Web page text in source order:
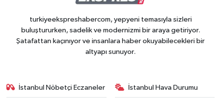
turkiyeekspreshabercom, yepyeni temasıyla sizleri
buluştururken, sadelik ve modernizmi bir araya getiriyor.
Şatafattan kaçınıyor ve insanlara haber okuyabilecekleri bir
altyapı sunuyor.
İstanbul Nöbetçi Eczaneler İstanbul Hava Durumu